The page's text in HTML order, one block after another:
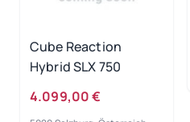
Cube Reaction
Hybrid SLX 750
4.099,00 €